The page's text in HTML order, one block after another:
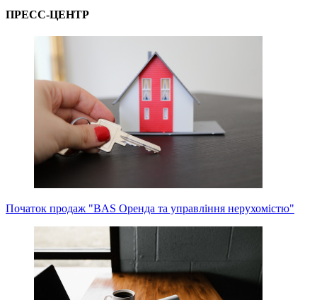
ПРЕСС-ЦЕНТР
Початок продаж "BAS Оренда та управління нерухомістю"